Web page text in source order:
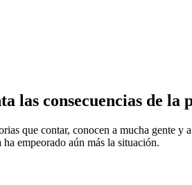
las consecuencias de la
que contar, conocen a mucha gente
empeorado aún más la situación.